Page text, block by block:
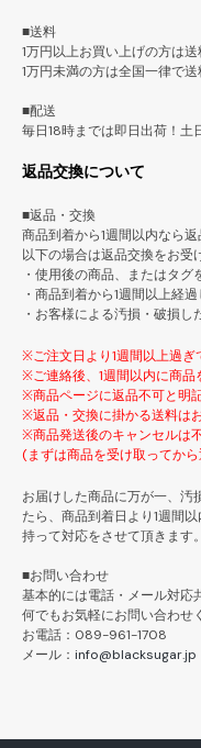
■送料
1万円以上お買い上げの方は
1万円未満の方は全国一律で
■配送
毎日18時までは即日出荷！土
返品交換について
■返品・交換
商品到着から1週間以内なら返
以下の場合は返品交換をお受
・使用後の商品、またはタグ
・商品到着から1週間以上経
・お客様による汚損・破損し
※ご注文日より1週間以上過
※ご連絡後、1週間以内に商
※商品ページに返品不可と明
※返品・交換に掛かる送料は
※商品発送後のキャンセルは
(まずは商品を受け取ってか
お届けした商品に万が一、汚
たら、商品到着日より1週間
持って対応をさせて頂きます。
■お問い合わせ
基本的には電話・メール対応
何でもお気軽にお問い合わせ
お電話：089-961-1708
メール： info@blacksugar.jp